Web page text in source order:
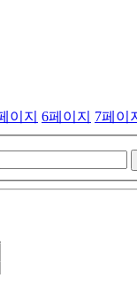
이지 6페이지 7페이